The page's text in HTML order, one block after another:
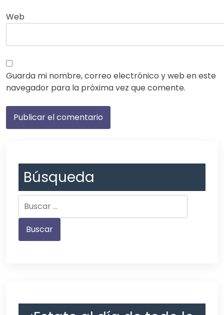
Web
Guarda mi nombre, correo electrónico y web en este
navegador para la próxima vez que comente.
Búsqueda